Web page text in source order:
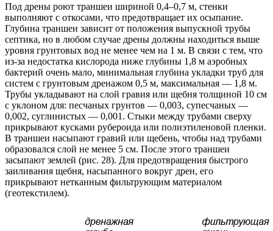
Под дрены роют траншеи шириной 0,4–0,7 м, стенки
выполняют с откосами, что предотвращает их осыпание.
Глубина траншеи зависит от положения выпускной трубы
септика, но в любом случае дрены должны находиться выше
уровня грунтовых вод не менее чем на 1 м. В связи с тем, что
из-за недостатка кислорода ниже глубины 1,8 м аэробных
бактерий очень мало, минимальная глубина укладки труб для
систем с грунтовым дренажом 0,5 м, максимальная — 1,8 м.
Трубы укладывают на слой гравия или щебня толщиной 10 см
с уклоном для: песчаных грунтов — 0,003, супесчаных —
0,002, суглинистых — 0,001. Стыки между трубами сверху
прикрывают кусками рубероида или полиэтиленовой пленки.
В траншеи насыпают гравий или щебень, чтобы над трубами
образовался слой не менее 5 см. После этого траншеи
засыпают землей (рис. 28). Для предотвращения быстрого
заиливания щебня, насыпанного вокруг дрен, его
прикрывают нетканным фильтрующим материалом
(геотекстилем).